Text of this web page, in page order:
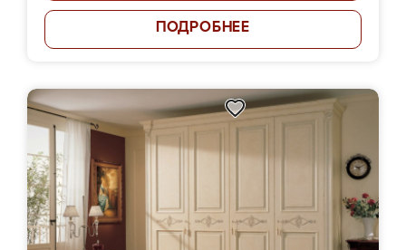
ПОДРОБНЕЕ